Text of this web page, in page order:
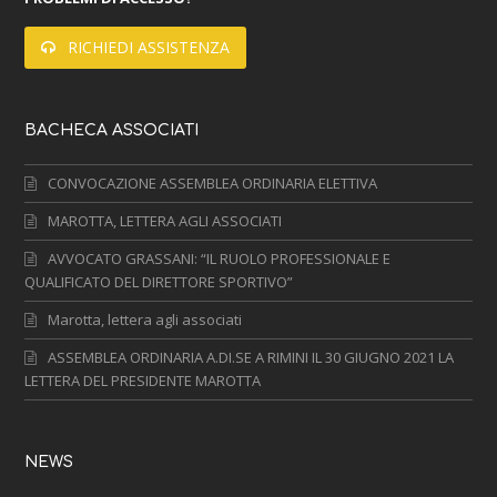
RICHIEDI ASSISTENZA
BACHECA ASSOCIATI
CONVOCAZIONE ASSEMBLEA ORDINARIA ELETTIVA
MAROTTA, LETTERA AGLI ASSOCIATI
AVVOCATO GRASSANI: “IL RUOLO PROFESSIONALE E
QUALIFICATO DEL DIRETTORE SPORTIVO”
Marotta, lettera agli associati
ASSEMBLEA ORDINARIA A.DI.SE A RIMINI IL 30 GIUGNO 2021 LA
LETTERA DEL PRESIDENTE MAROTTA
NEWS